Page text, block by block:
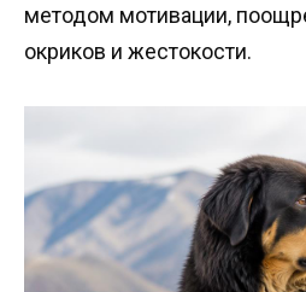
методом мотивации,
окриков и жестокости.